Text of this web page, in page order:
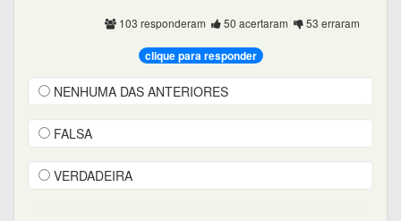
103 responderam 50 acertaram 53 erraram
clique para responder
NENHUMA DAS ANTERIORES
FALSA
VERDADEIRA